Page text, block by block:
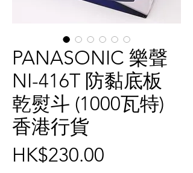
PANASONIC 樂聲
NI-416T 防黏底板
乾熨斗 (1000瓦特)
香港行貨
HK$230.00